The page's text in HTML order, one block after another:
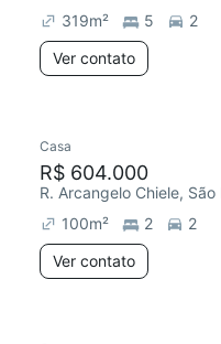
319m² 5
2
Ver contato
Casa
R$ 604.000
R. Arcangelo Chiele, São
100m² 2
2
Ver contato